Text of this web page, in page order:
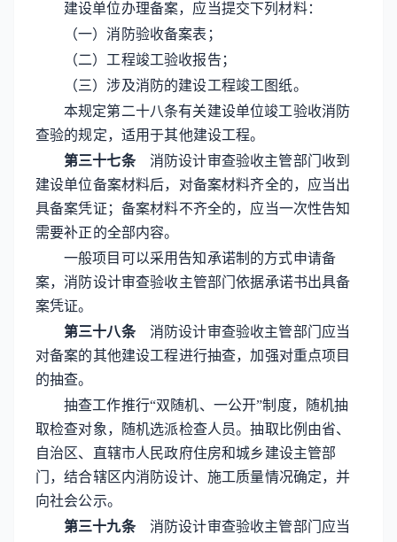
建设单位办理备案，应当提交下列材料：
（一）消防验收备案表；
（二）工程竣工验收报告；
（三）涉及消防的建设工程竣工图纸。
本规定第二十八条有关建设单位竣工验收消防
查验的规定，适用于其他建设工程。
第三十七条消防设计审查验收主管部门收到
建设单位备案材料后，对备案材料齐全的，应当出
具备案凭证；备案材料不齐全的，应当一次性告知
需要补正的全部内容。
一般项目可以采用告知承诺制的方式申请备
案，消防设计审查验收主管部门依据承诺书出具备
案凭证。
第三十八条消防设计审查验收主管部门应当
对备案的其他建设工程进行抽查，加强对重点项目
的抽查。
抽查工作推行“双随机、一公开”制度，随机抽
取检查对象，随机选派检查人员。抽取比例由省、
自治区、直辖市人民政府住房和城乡建设主管部
门，结合辖区内消防设计、施工质量情况确定，并
向社会公示。
第三十九条消防设计审查验收主管部门应当